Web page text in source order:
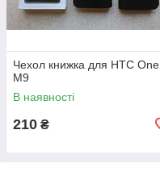
Чехол книжка для HTC One
M9
В наявності
210 ₴